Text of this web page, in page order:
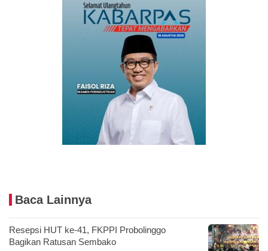
Baca Lainnya
Resepsi HUT ke-41, FKPPI Probolinggo
Bagikan Ratusan Sembako